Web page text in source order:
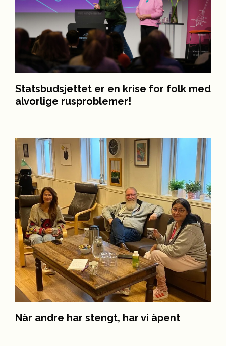
Statsbudsjettet er en krise for folk med
alvorlige rusproblemer!
Når andre har stengt, har vi åpent